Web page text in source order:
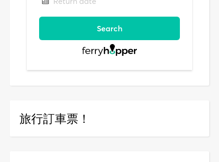
旅行訂車票！